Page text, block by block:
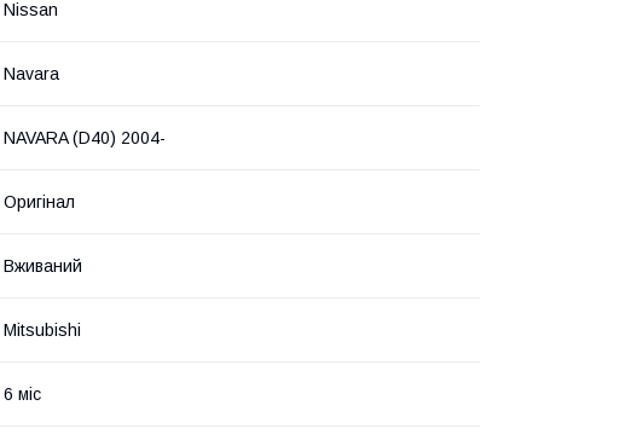
Nissan
Navara
NAVARA (D40) 2004-
Оригінал
Вживаний
Mitsubishi
6 міс